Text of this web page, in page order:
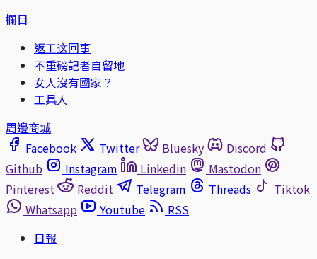
欄目
返工这回事
不重磅記者自留地
女人沒有國家？
工具人
周邊商城
Facebook
Twitter Bluesky
Discord
Github
Instagram Linkedin
Mastodon
Pinterest
Reddit Telegram Threads
Tiktok
Whatsapp
Youtube
RSS
日報